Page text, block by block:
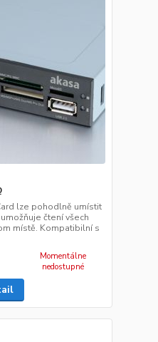
lze pohodlně umístit
čtení všech
místě. Kompatibilní s
Momentálne
nedostupné